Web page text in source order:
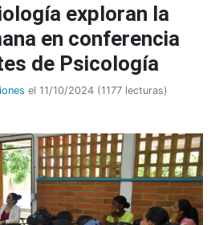
exploran la
en conferencia
de Psicología
el 11/10/2024 (1177 lecturas)